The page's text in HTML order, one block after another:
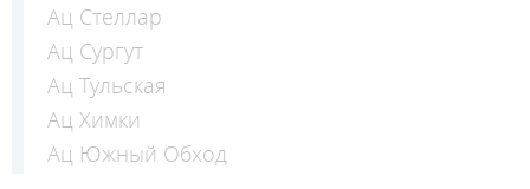
Ац Стеллар
Ац Сургут
Ац Тульская
Ац Химки
Ац Южный Обход